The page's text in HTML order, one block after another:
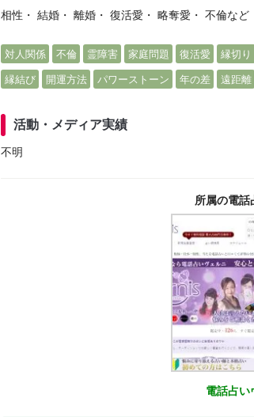
相性・ 結婚・ 離婚・ 復活愛・ 略奪愛・ 不倫など
対人関係 不倫 霊障害 家庭問題 復活愛 縁切り
縁結び 開運方法 パワーストーン 年の差 遠距離
活動・メディア実績
不明
所属の電話
電話占い